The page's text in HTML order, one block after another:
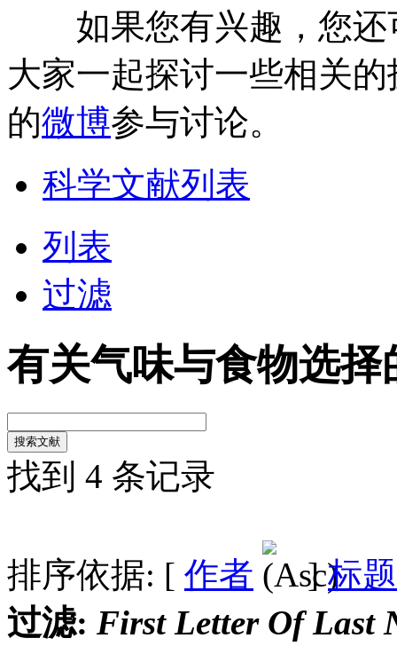
如果您有兴趣，您还
大家一起探讨一些相关
的微博参与讨论。
科学文献列表
列表
过滤
有关气味与食物选择
找到 4 条记录
排序依据: [ 作者 ]标题
过滤: First Letter Of Last